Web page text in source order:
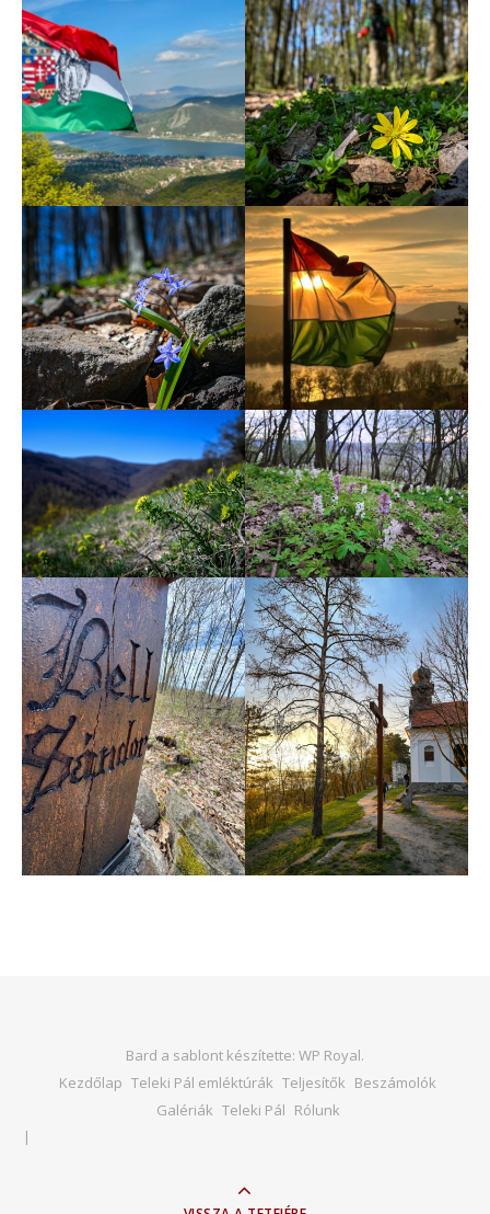
Bard a sablont készítette: WP Royal.
Kezdőlap Teleki Pál emléktúrák Teljesítők Beszámolók
Galériák Teleki Pál Rólunk